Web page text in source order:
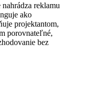
reklamu
ako
projektantom,
porovnateľné,
bez